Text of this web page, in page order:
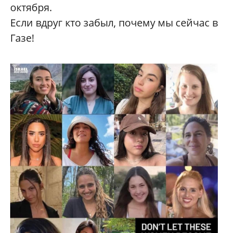
октября.
Если вдруг кто забыл, почему мы сейчас в
Газе!